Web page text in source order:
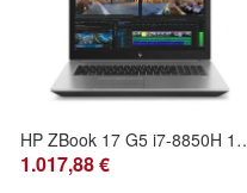
HP ZBook 17 G5 i7-8850H
1.017,88 €